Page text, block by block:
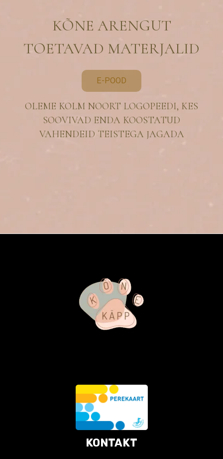
KÕNE ARENGUT
TOETAVAD MATERJALID
E-POOD
OLEME KOLM NOORT LOGOPEEDI, KES
SOOVIVAD ENDA KOOSTATUD
VAHENDEID TEISTEGA JAGADA
KONTAKT